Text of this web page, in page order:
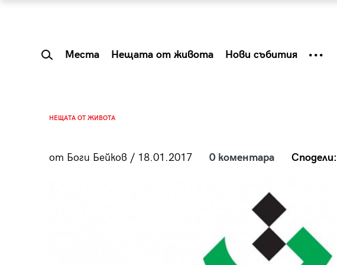
Места Нещата от живота Нови събития
НЕЩАТА ОТ ЖИВОТА
от Боги Бейков / 18.01.2017 0 коментара Сподели:
Summer Prelude: как